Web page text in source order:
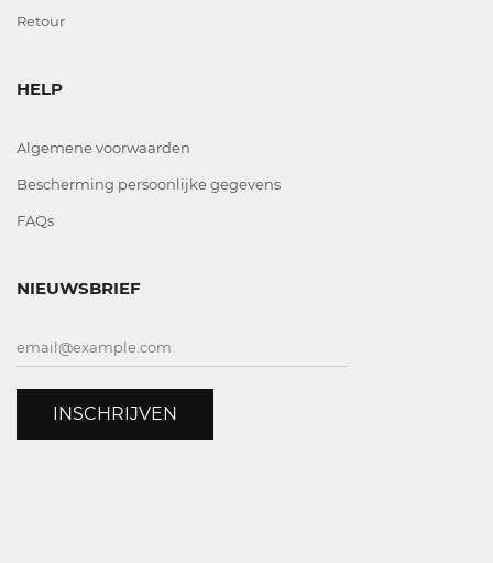
Retour
HELP
Algemene voorwaarden
Bescherming persoonlijke gegevens
FAQs
NIEUWSBRIEF
INSCHRIJVEN